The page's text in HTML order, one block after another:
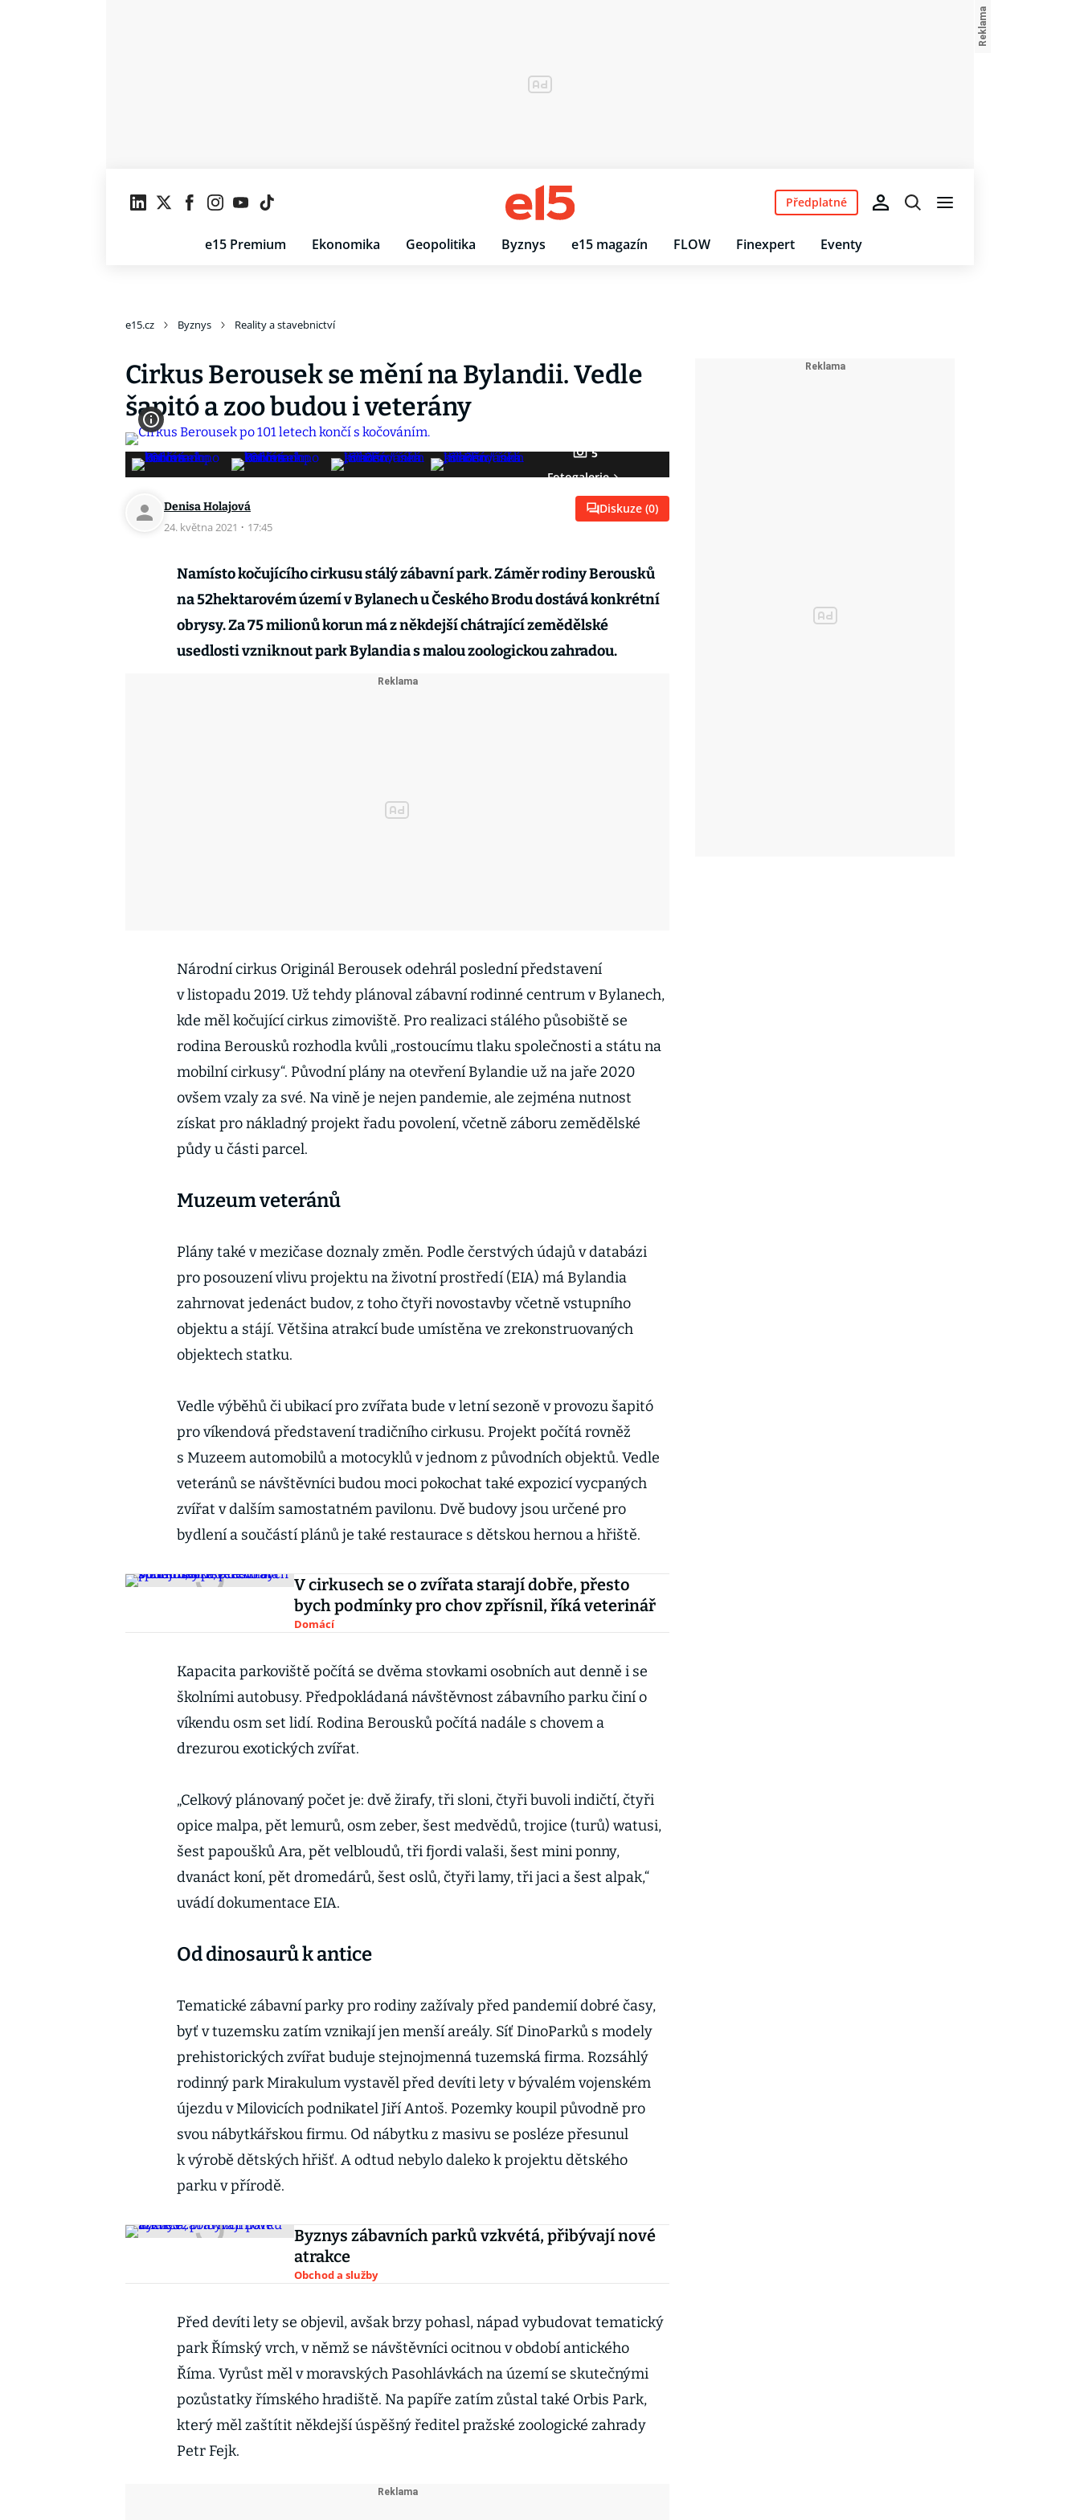
e15 Premium Ekonomika Geopolitika Byznys e15 magazín FLOW Finexpert Eventy
Předplatné
e15.cz Byznys Reality a stavebnictví
Cirkus Berousek se mění na Bylandii. Vedle
šapitó a zoo budou i veterány
5
Fotogalerie
Denisa Holajová
24. května 2021 · 17:45
Diskuze (0)
Namísto kočujícího cirkusu stálý zábavní park. Záměr rodiny Berousků
na 52hektarovém území v Bylanech u Českého Brodu dostává konkrétní
obrysy. Za 75 milionů korun má z někdejší chátrající zemědělské
usedlosti vzniknout park Bylandia s malou zoologickou zahradou.
Národní cirkus Originál Berousek odehrál poslední představení
v listopadu 2019. Už tehdy plánoval zábavní rodinné centrum v Bylanech,
kde měl kočující cirkus zimoviště. Pro realizaci stálého působiště se
rodina Berousků rozhodla kvůli „rostoucímu tlaku společnosti a státu na
mobilní cirkusy“. Původní plány na otevření Bylandie už na jaře 2020
ovšem vzaly za své. Na vině je nejen pandemie, ale zejména nutnost
získat pro nákladný projekt řadu povolení, včetně záboru zemědělské
půdy u části parcel.
Muzeum veteránů
Plány také v mezičase doznaly změn. Podle čerstvých údajů v databázi
pro posouzení vlivu projektu na životní prostředí (EIA) má Bylandia
zahrnovat jedenáct budov, z toho čtyři novostavby včetně vstupního
objektu a stájí. Většina atrakcí bude umístěna ve zrekonstruovaných
objektech statku.
Vedle výběhů či ubikací pro zvířata bude v letní sezoně v provozu šapitó
pro víkendová představení tradičního cirkusu. Projekt počítá rovněž
s Muzeem automobilů a motocyklů v jednom z původních objektů. Vedle
veteránů se návštěvníci budou moci pokochat také expozicí vycpaných
zvířat v dalším samostatném pavilonu. Dvě budovy jsou určené pro
bydlení a součástí plánů je také restaurace s dětskou hernou a hřiště.
V cirkusech se o zvířata starají dobře, přesto
bych podmínky pro chov zpřísnil, říká veterinář
Domácí
Kapacita parkoviště počítá se dvěma stovkami osobních aut denně i se
školními autobusy. Předpokládaná návštěvnost zábavního parku činí o
víkendu osm set lidí. Rodina Berousků počítá nadále s chovem a
drezurou exotických zvířat.
„Celkový plánovaný počet je: dvě žirafy, tři sloni, čtyři buvoli indičtí, čtyři
opice malpa, pět lemurů, osm zeber, šest medvědů, trojice (turů) watusi,
šest papoušků Ara, pět velbloudů, tři fjordi valaši, šest mini ponny,
dvanáct koní, pět dromedárů, šest oslů, čtyři lamy, tři jaci a šest alpak,“
uvádí dokumentace EIA.
Od dinosaurů k antice
Tematické zábavní parky pro rodiny zažívaly před pandemií dobré časy,
byť v tuzemsku zatím vznikají jen menší areály. Síť DinoParků s modely
prehistorických zvířat buduje stejnojmenná tuzemská firma. Rozsáhlý
rodinný park Mirakulum vystavěl před devíti lety v bývalém vojenském
újezdu v Milovicích podnikatel Jiří Antoš. Pozemky koupil původně pro
svou nábytkářskou firmu. Od nábytku z masivu se posléze přesunul
k výrobě dětských hřišť. A odtud nebylo daleko k projektu dětského
parku v přírodě.
Byznys zábavních parků vzkvétá, přibývají nové
atrakce
Obchod a služby
Před devíti lety se objevil, avšak brzy pohasl, nápad vybudovat tematický
park Římský vrch, v němž se návštěvníci ocitnou v období antického
Říma. Vyrůst měl v moravských Pasohlávkách na území se skutečnými
pozůstatky římského hradiště. Na papíře zatím zůstal také Orbis Park,
který měl zaštítit někdejší úspěšný ředitel pražské zoologické zahrady
Petr Fejk.